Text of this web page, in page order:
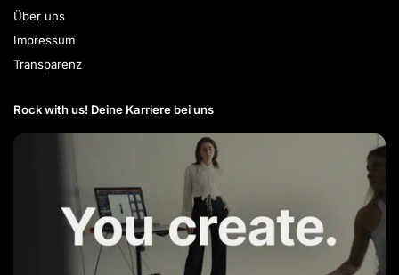
Über uns
Impressum
Transparenz
Rock with us! Deine Karriere bei uns​